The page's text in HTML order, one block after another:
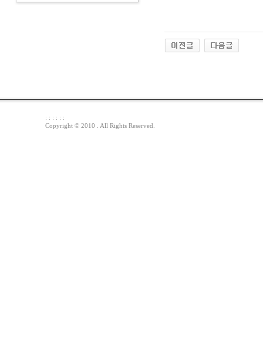
: : : : : :
Copyright © 2010 . All Rights Reserved.